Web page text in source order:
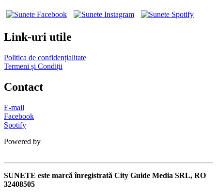
Link-uri utile
Politica de confidențialitate
Termeni și Condiții
Contact
E-mail
Facebook
Spotify
Powered by
SUNETE este marcă înregistrată City Guide Media SRL, RO
32408505